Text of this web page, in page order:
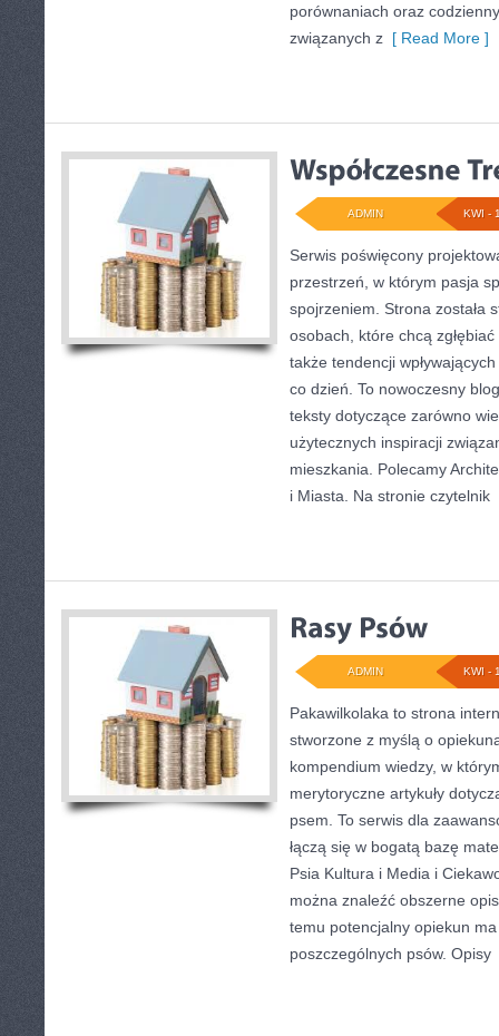
porównaniach oraz
związanych z [ Read More ]
KWI -
ADMIN
Serwis poświęcony
przestrzeń, w którym pasja
spojrzeniem. Strona została
osobach, które chcą
także tendencji
co dzień. To nowoczesny
teksty dotyczące zarówno
użytecznych inspiracji
mieszkania. Polecamy
i Miasta. Na stronie czytelnik
KWI -
ADMIN
Pakawilkolaka to strona
stworzone z myślą o
kompendium wiedzy, w
merytoryczne artykuły
psem. To serwis dla
łączą się w bogatą bazę
Psia Kultura i Media i
można znaleźć obszerne
temu potencjalny opiekun
poszczególnych psów. Opisy